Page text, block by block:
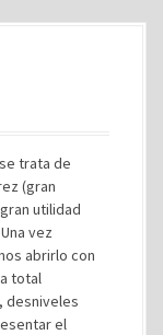
trata de
(gran
utilidad
vez
abrirlo con
total
desniveles
el